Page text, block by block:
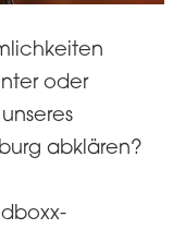
oder
abklären?